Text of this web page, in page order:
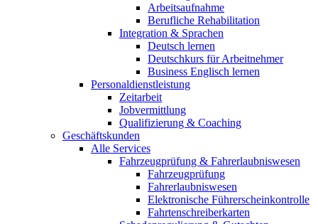
Arbeitsaufnahme
Berufliche Rehabilitation
Integration & Sprachen
Deutsch lernen
Deutschkurs für Arbeitnehmer
Business Englisch lernen
Personaldienstleistung
Zeitarbeit
Jobvermittlung
Qualifizierung & Coaching
Geschäftskunden
Alle Services
Fahrzeugprüfung & Fahrerlaubniswesen
Fahrzeugprüfung
Fahrerlaubniswesen
Elektronische Führerscheinkontrolle
Fahrtenschreiberkarten